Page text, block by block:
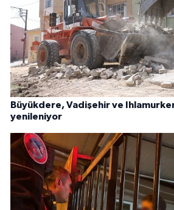
Büyükdere, Vadişehir ve
yenileniyor